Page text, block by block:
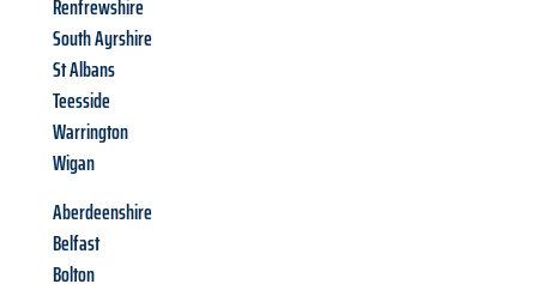
Renfrewshire
South Ayrshire
St Albans
Teesside
Warrington
Wigan
Aberdeenshire
Belfast
Bolton